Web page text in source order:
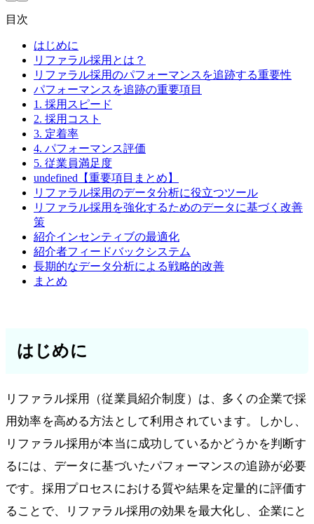
目次
はじめに
リファラル採用とは？
リファラル採用のパフォーマンスを追跡する重要性
パフォーマンスを追跡の重要項目
1. 採用スピード
2. 採用コスト
3. 定着率
4. パフォーマンス評価
5. 従業員満足度
undefined【重要項目まとめ】
リファラル採用のデータ分析に役立つツール
リファラル採用を強化するためのデータに基づく改善
策
紹介インセンティブの最適化
紹介者フィードバックシステム
長期的なデータ分析による戦略的改善
まとめ
はじめに
リファラル採用（従業員紹介制度）は、多くの企業で採
用効率を高める方法として利用されています。しかし、
リファラル採用が本当に成功しているかどうかを判断す
るには、データに基づいたパフォーマンスの追跡が必要
です。採用プロセスにおける質や結果を定量的に評価す
ることで、リファラル採用の効果を最大化し、企業にと